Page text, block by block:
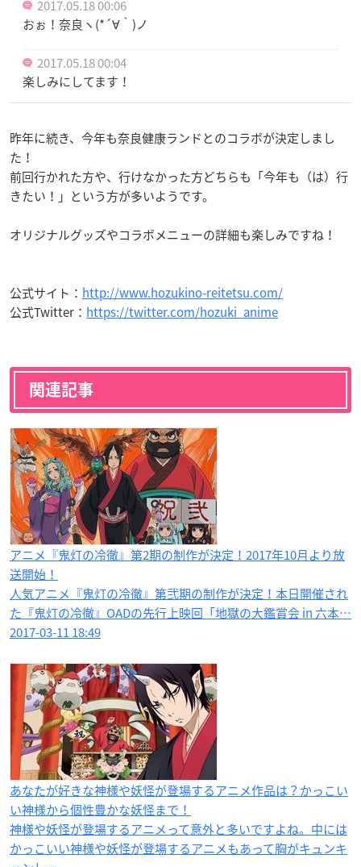
2017.05.18 00:06
おぉ！奈良ヽ(*´∀｀)ノ
2017.05.18 00:04
楽しみにしてます！
昨年に続き、今年も奈良健康ランドとのコラボが決定しまし
た！
前回行かれた方や、行けなかった方どちらも「今年も（は）行
きたい！」という方が多いようです。
オリジナルグッズやコラボメニューの詳細も楽しみですね！
公式サイト： http://www.hozukino-reitetsu.com/
公式Twitter： https://twitter.com/hozuki_anime
関連記事
アニメ『鬼灯の冷徹』第2期の制作が決定！2017年10月より放
送開始！
人気アニメ『鬼灯の冷徹』第弐期の制作が決定！本日開催され
た『鬼灯の冷徹』OADの先行上映回「地獄の大鑑賞会 in 六本…
2017-03-11 18:49
あなたが好きな神様や妖怪が登場するアニメ作品は？かっこい
い神様から個性豊かな妖怪まで！
神様や妖怪が登場するアニメって意外と多いですよね。中には
かっこいい神様や妖怪が登場するアニメもあって胸がキュンキ